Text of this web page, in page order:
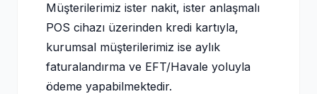
Müşterilerimiz ister nakit, ister anlaşmalı
POS cihazı üzerinden kredi kartıyla,
kurumsal müşterilerimiz ise aylık
faturalandırma ve EFT/Havale yoluyla
ödeme yapabilmektedir.